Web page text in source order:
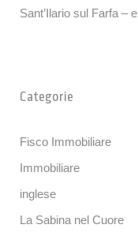
Sant’Ilario sul Farfa –
Categorie
Fisco Immobiliare
Immobiliare
inglese
La Sabina nel Cuore